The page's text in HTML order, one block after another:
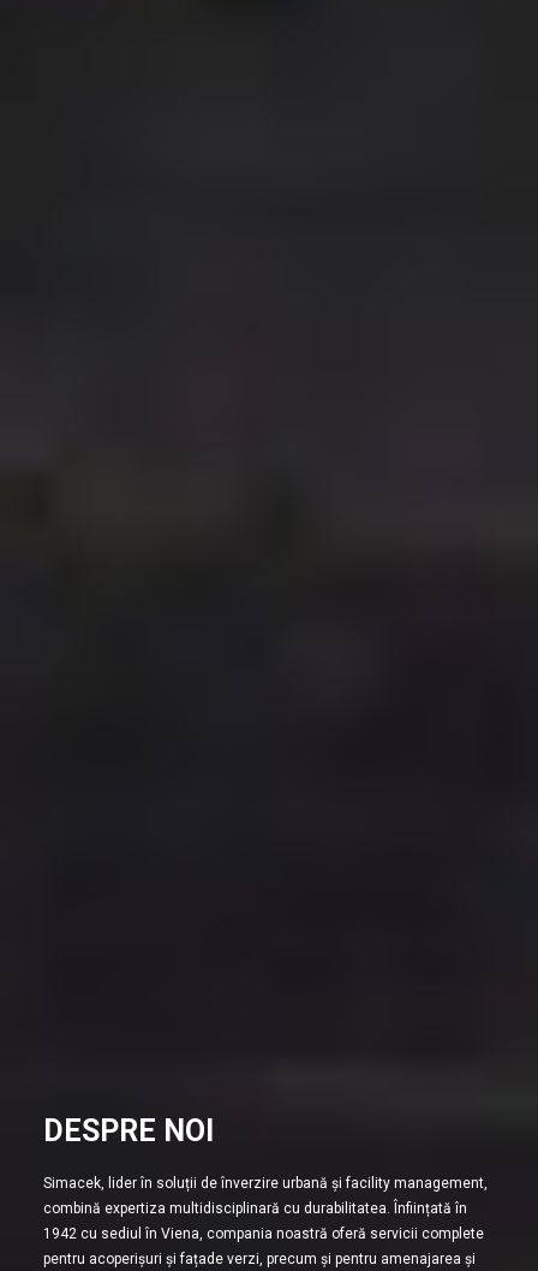
DESPRE NOI
Simacek, lider în soluții de înverzire urbană și facility management,
combină expertiza multidisciplinară cu durabilitatea. Înființată în
1942 cu sediul în Viena, compania noastră oferă servicii complete
pentru acoperișuri și fațade verzi, precum și pentru amenajarea și